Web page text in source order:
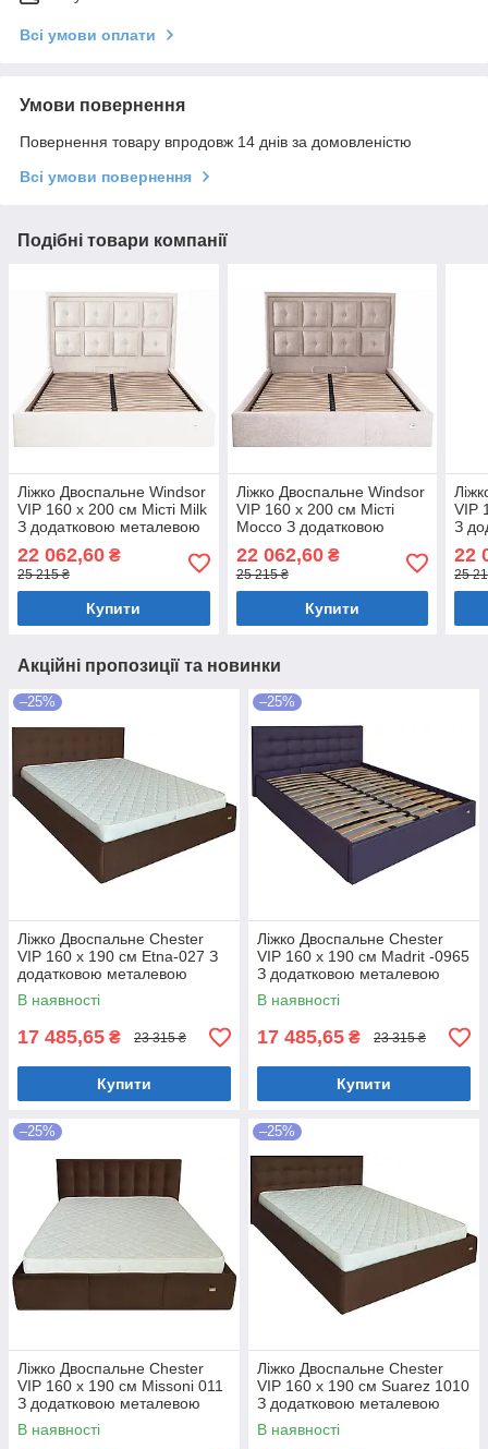
Всі умови оплати
Умови повернення
Повернення товару впродовж 14 днів за домовленістю
Всі умови повернення
Подібні товари компанії
Ліжко Двоспальне Windsor
VIP 160 х 200 см Місті Milk
З додатковою металевою
цільнозварною рамою
Бежевий
22 062,60 ₴
25 215 ₴
Купити
Ліжко Двоспальне Windsor
VIP 160 х 200 см Місті
Mocco З додатковою
металевою цільнозварною
рамою Мокко
22 062,60₴
25 215 ₴
Купити
VIP
З
22
25
Акційні пропозиції та новинки
–25%
Ліжко Двоспальне Chester
VIP 160 х 190 см Etna-027 З
додатковою металевою
цільнозварною рамою
Коричневий
В наявності
17 485,65 ₴ 23 315 ₴
Купити
–25%
Ліжко Двоспальне Chester
VIP 160 х 190 см Madrit -0965
З додатковою металевою
цільнозварною рамою
Фіолетовий
В наявності
17 485,65 ₴ 23 315 ₴
Купити
–25%
Ліжко Двоспальне Chester
VIP 160 х 190 см Missoni 011
З додатковою металевою
цільнозварною рамою
Темно-коричневий
В наявності
–25%
Ліжко Двоспальне Chester
VIP 160 х 190 см Suarez 1010
З додатковою металевою
цільнозварною рамою
Коричневий
В наявності